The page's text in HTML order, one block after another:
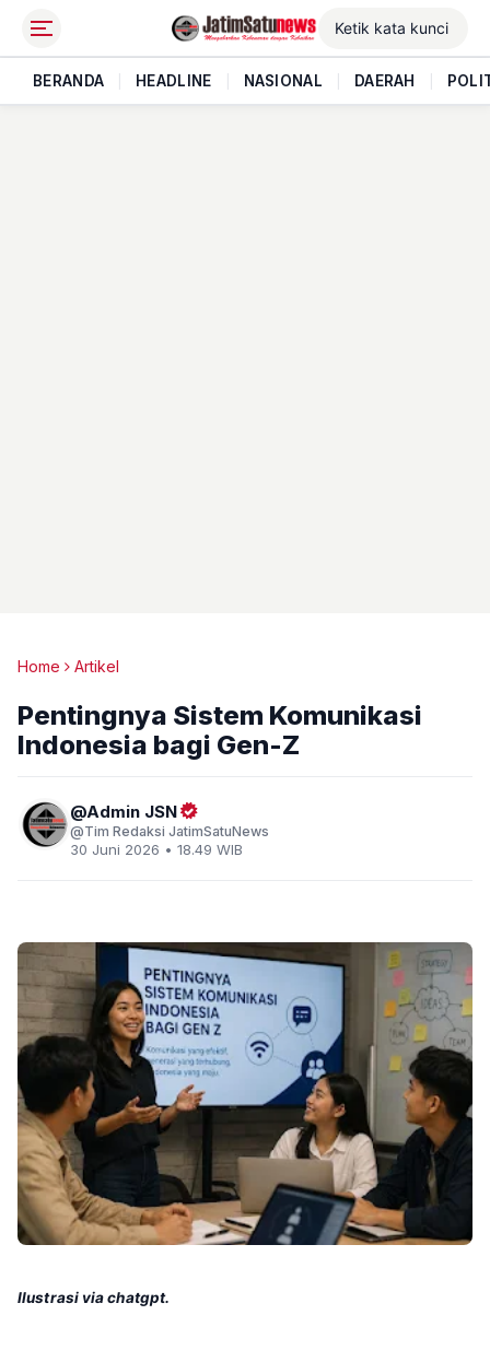
BERANDA HEADLINE NASIONAL DAERAH
Home Artikel
Pentingnya Sistem Komunikasi
Indonesia bagi Gen-Z
Admin JSN
Tim Redaksi JatimSatuNews
30 Juni 2026 • 18.49 WIB
Ilustrasi via chatgpt.